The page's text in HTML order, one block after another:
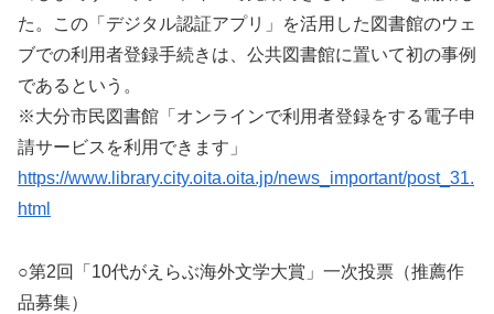
た。この「デジタル認証アプリ」を活用した図書館のウェ
ブでの利用者登録手続きは、公共図書館に置いて初の事例
であるという。
※大分市民図書館「オンラインで利用者登録をする電子申
請サービスを利用できます」
https://www.library.city.oita.oita.jp/news_important/post_31.
html
○第2回「10代がえらぶ海外文学大賞」一次投票（推薦作
品募集）